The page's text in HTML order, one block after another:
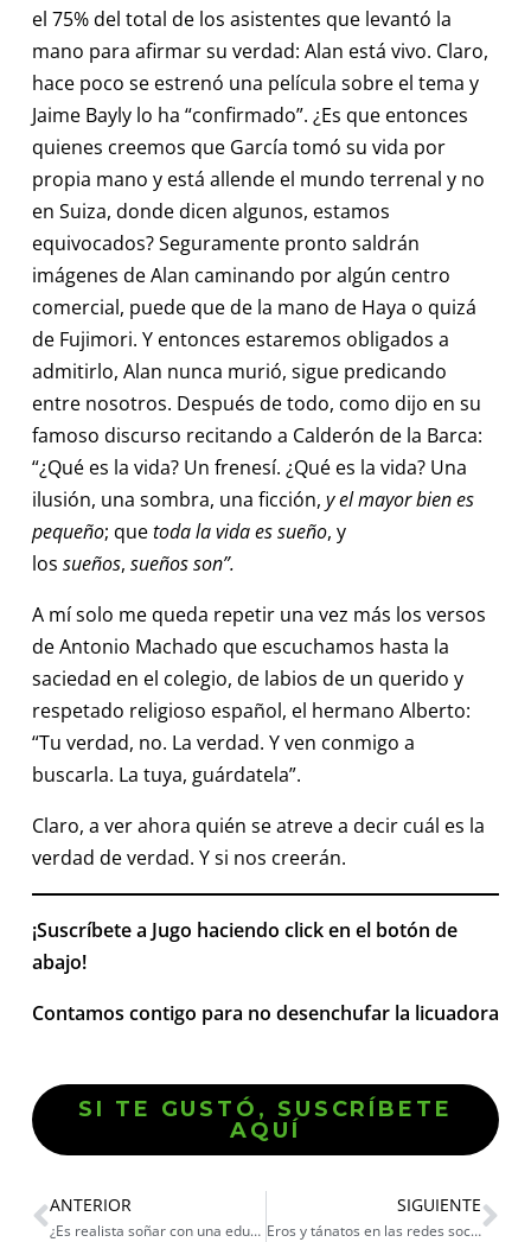
el 75% del total de los asistentes que levantó la
mano para afirmar su verdad: Alan está vivo. Claro,
hace poco se estrenó una película sobre el tema y
Jaime Bayly lo ha “confirmado”. ¿Es que entonces
quienes creemos que García tomó su vida por
propia mano y está allende el mundo terrenal y no
en Suiza, donde dicen algunos, estamos
equivocados? Seguramente pronto saldrán
imágenes de Alan caminando por algún centro
comercial, puede que de la mano de Haya o quizá
de Fujimori. Y entonces estaremos obligados a
admitirlo, Alan nunca murió, sigue predicando
entre nosotros. Después de todo, como dijo en su
famoso discurso recitando a Calderón de la Barca:
“¿Qué es la vida? Un frenesí. ¿Qué es la vida? Una
ilusión, una sombra, una ficción, y el mayor bien es
pequeño; quetoda la vida es sueño, y
los sueños, sueños son”.
A mí solo me queda repetir una vez más los versos
de Antonio Machado que escuchamos hasta la
saciedad en el colegio, de labios de un querido y
respetado religioso español, el hermano Alberto:
“Tu verdad, no. La verdad. Y ven conmigo a
buscarla. La tuya, guárdatela”.
Claro, a ver ahora quién se atreve a decir cuál es la
verdad de verdad. Y si nos creerán.
¡Suscríbete a Jugo haciendo click en el botón de
abajo!
Contamos contigo para no desenchufar la licuadora
SI TE GUSTÓ, SUSCRÍBETE
AQUÍ
ANTERIOR
¿Es realista soñar con una educación superior en Norteamérica?
SIGUIENTE
Eros y tánatos en las redes sociales